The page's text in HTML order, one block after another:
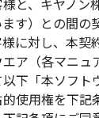
と、キヤノン
す）との間の
に対し、本契
ア（各マニュ
下「本ソフト
使用権を下記